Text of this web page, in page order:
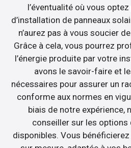
l’éventualité où vous
d’installation de panneaux
n’aurez pas à vous soucier
Grâce à cela, vous pourrez
l’énergie produite par votre
avons le savoir-faire et
nécessaires pour assurer un
conforme aux normes en
biais de notre expérience,
conseiller sur les
disponibles. Vous